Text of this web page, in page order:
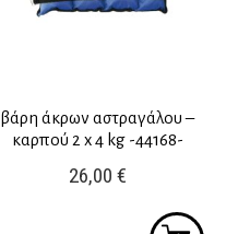
βάρη άκρων αστραγάλου –
καρπού 2 x 4 kg -44168-
26,00 €